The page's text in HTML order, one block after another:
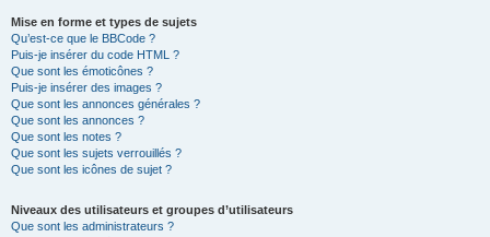
Mise en forme et types de sujets
Qu’est-ce que le BBCode ?
Puis-je insérer du code HTML ?
Que sont les émoticônes ?
Puis-je insérer des images ?
Que sont les annonces générales ?
Que sont les annonces ?
Que sont les notes ?
Que sont les sujets verrouillés ?
Que sont les icônes de sujet ?
Niveaux des utilisateurs et groupes d’utilisateurs
Que sont les administrateurs ?